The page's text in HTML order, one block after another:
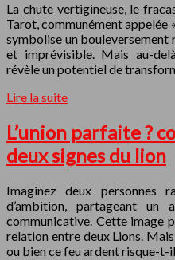
La chute vertigineuse, le
Tarot, communément appelée
symbolise un bouleversement
et imprévisible. Mais au-
révèle un potentiel de
Lire la suite
L’union parfaite ?
deux signes du lion
Imaginez deux personnes
d’ambition, partageant un
communicative. Cette image
relation entre deux Lions.
ou bien ce feu ardent risque-t-